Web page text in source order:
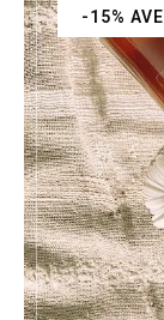
-15%